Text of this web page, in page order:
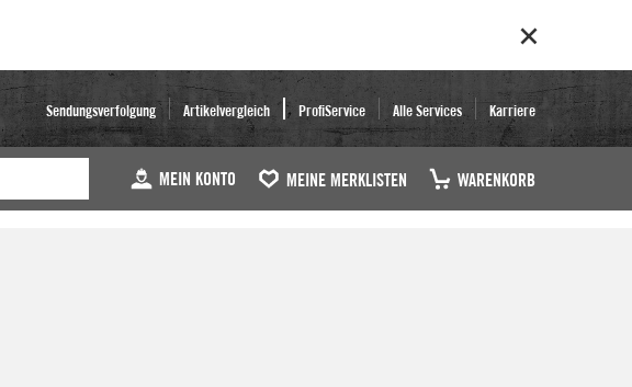
Sendungsverfolgung Artikelvergleich ProfiService Alle Services Karriere
MEIN KONTO MEINE MERKLISTEN WARENKORB